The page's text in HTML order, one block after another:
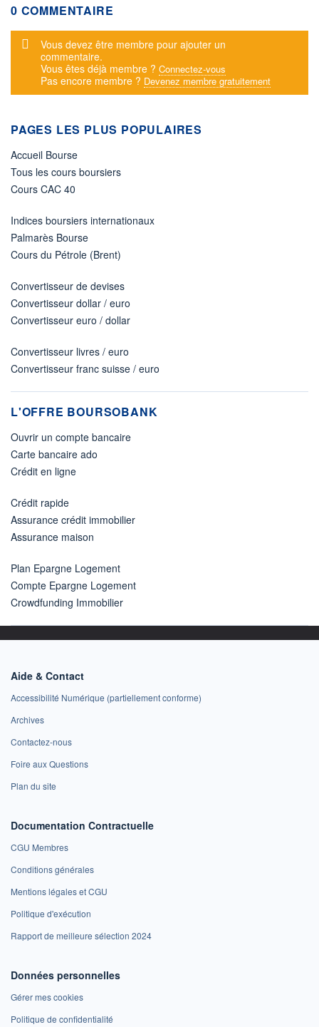
0 COMMENTAIRE
Message d'alerte
Vous devez être membre pour ajouter un
commentaire.
Vous êtes déjà membre ? Connectez-vous
Pas encore membre ? Devenez membre gratuitement
PAGES LES PLUS POPULAIRES
Accueil Bourse
Tous les cours boursiers
Cours CAC 40
Indices boursiers internationaux
Palmarès Bourse
Cours du Pétrole (Brent)
Convertisseur de devises
Convertisseur dollar / euro
Convertisseur euro / dollar
Convertisseur livres / euro
Convertisseur franc suisse / euro
L'OFFRE BOURSOBANK
Ouvrir un compte bancaire
Carte bancaire ado
Crédit en ligne
Crédit rapide
Assurance crédit immobilier
Assurance maison
Plan Epargne Logement
Compte Epargne Logement
Crowdfunding Immobilier
Aide & Contact
Accessibilité Numérique (partiellement conforme)
Archives
Contactez-nous
Foire aux Questions
Plan du site
Documentation Contractuelle
CGU Membres
Conditions générales
Mentions légales et CGU
Politique d'exécution
Rapport de meilleure sélection 2024
Données personnelles
Gérer mes cookies
Politique de confidentialité